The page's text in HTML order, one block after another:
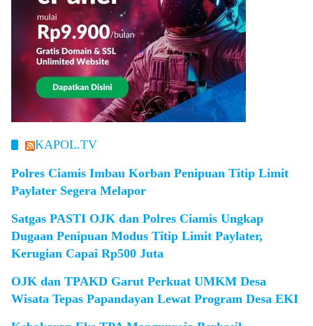
KAPOL.TV
Polres Ciamis Imbau Korban Penipuan Titip Limit
Paylater Segera Melapor
Satgas PASTI OJK dan Polres Ciamis Ungkap
Dugaan Penipuan Modus Titip Limit Paylater,
Kerugian Capai Rp500 Juta
OJK dan TPAKD Garut Perkuat UMKM Desa
Wisata Tepas Papandayan Lewat Program Desa EKI